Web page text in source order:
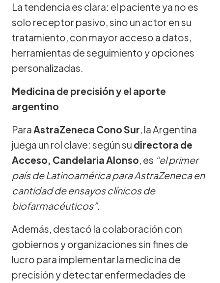
La tendencia es clara: el paciente ya no es
solo receptor pasivo, sino un actor en su
tratamiento, con mayor acceso a datos,
herramientas de seguimiento y opciones
personalizadas.
Medicina de precisión y el aporte
argentino
Para AstraZeneca Cono Sur, la Argentina
juega un rol clave: según su directora de
Acceso, Candelaria Alonso, es “el primer
país de Latinoamérica para AstraZeneca en
cantidad de ensayos clínicos de
biofarmacéuticos”.
Además, destacó la colaboración con
gobiernos y organizaciones sin fines de
lucro para implementar la medicina de
precisión y detectar enfermedades de